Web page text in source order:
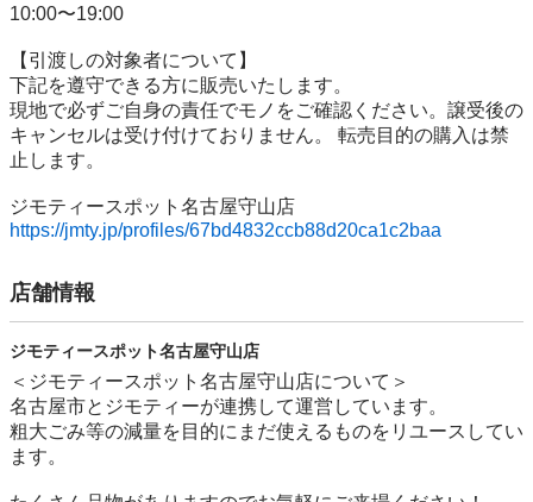
10:00〜19:00
【引渡しの対象者について】
下記を遵守できる⽅に販売いたします。
現地で必ずご⾃⾝の責任でモノをご確認ください。譲受後の
キャンセルは受け付けておりません。 転売⽬的の購⼊は禁
⽌します。
https://jmty.jp/profiles/67bd4832ccb88d20ca1c2baa
店舗情報
ジモティースポット名古屋守山店
＜ジモティースポット名古屋守山店について＞
名古屋市とジモティーが連携して運営しています。
粗⼤ごみ等の減量を⽬的にまだ使えるものをリユースしてい
ます。